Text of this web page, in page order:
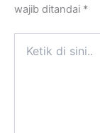
wajib ditandai *